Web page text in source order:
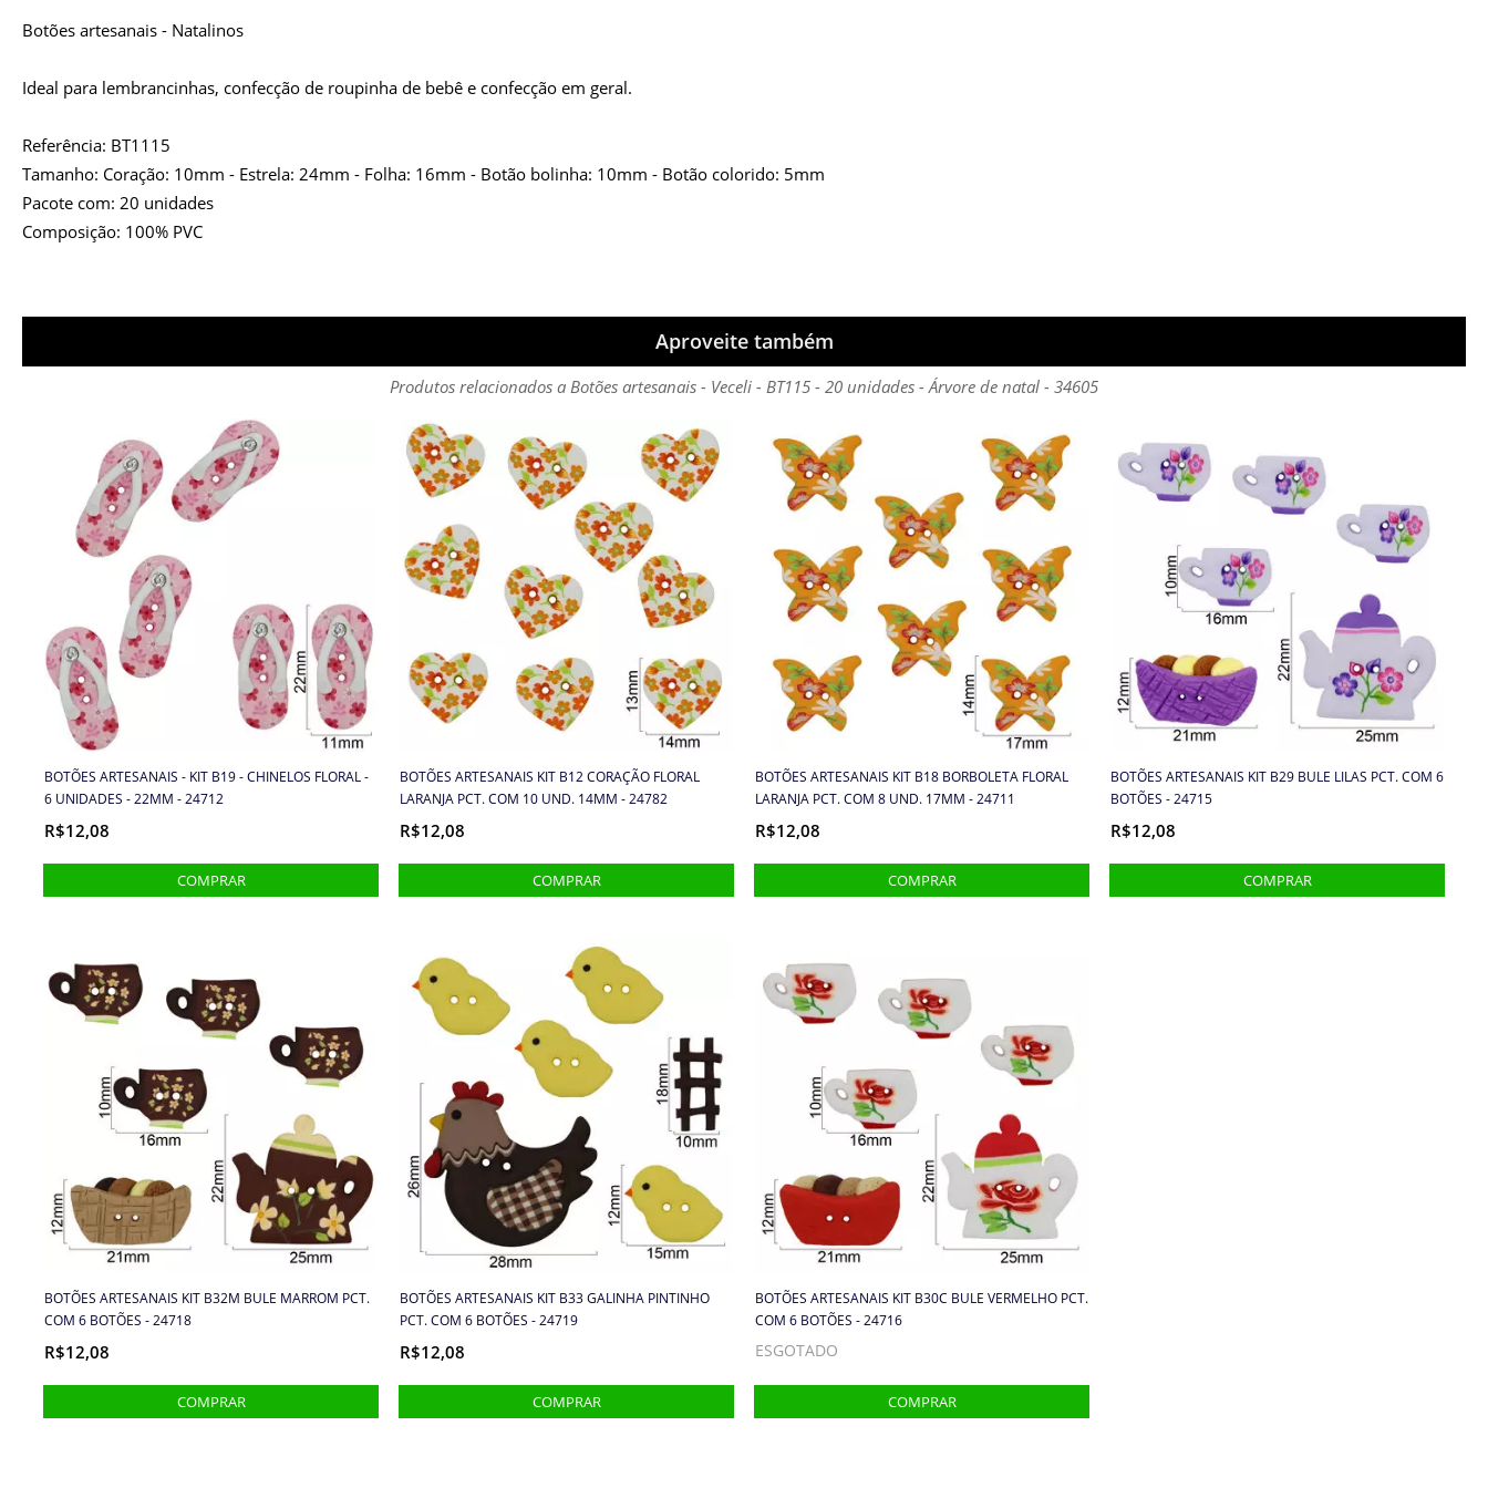
Botões artesanais - Natalinos
Ideal para lembrancinhas, confecção de roupinha de bebê e confecção em geral.
Referência: BT1115
Tamanho: Coração: 10mm - Estrela: 24mm - Folha: 16mm - Botão bolinha: 10mm - Botão colorido: 5mm
Pacote com: 20 unidades
Composição: 100% PVC
Aproveite também
Produtos relacionados a Botões artesanais - Veceli - BT115 - 20 unidades - Árvore de natal - 34605
BOTÕES ARTESANAIS - KIT B19 - CHINELOS FLORAL -
6 UNIDADES - 22MM - 24712
R$12,08
BOTÕES ARTESANAIS KIT B12 CORAÇÃO FLORAL
LARANJA PCT. COM 10 UND. 14MM - 24782
R$12,08
BOTÕES ARTESANAIS KIT B18 BORBOLETA FLORAL
LARANJA PCT. COM 8 UND. 17MM - 24711
R$12,08
BOTÕES ARTESANAIS KIT B29 BULE LILAS PCT. COM 6
BOTÕES - 24715
R$12,08
BOTÕES ARTESANAIS KIT B32M BULE MARROM PCT.
COM 6 BOTÕES - 24718
R$12,08
BOTÕES ARTESANAIS KIT B33 GALINHA PINTINHO
PCT. COM 6 BOTÕES - 24719
R$12,08
BOTÕES ARTESANAIS KIT B30C BULE VERMELHO PCT.
COM 6 BOTÕES - 24716
ESGOTADO